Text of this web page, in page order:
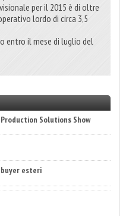
per il 2015 è di oltre
lordo di circa 3,5
entro il mese di luglio del
esteri
in Italia